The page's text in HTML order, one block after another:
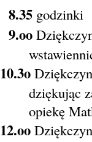
8.35godzinki
9.oo
10.3o
dziękując
opiekę
12.oo